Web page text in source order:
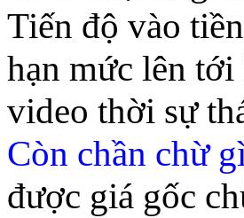
Tiến độ vào
hạn mức
video thời sự
Còn chần chừ
được giá gốc